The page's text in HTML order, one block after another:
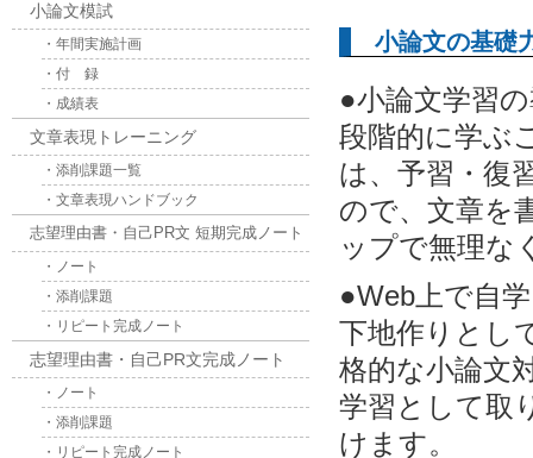
小論文模試
・年間実施計画
・付 録
・成績表
文章表現トレーニング
・添削課題一覧
・文章表現ハンドブック
志望理由書・自己PR文 短期完成ノート
・ノート
・添削課題
・リピート完成ノート
志望理由書・自己PR文完成ノート
・ノート
・添削課題
・リピート完成ノート
小論文の基礎
●小論文学習
段階的に学ぶ
は、予習・復
ので、文章を
ップで無理な
●Web上で自
下地作りとし
格的な小論文
学習として取
けます。